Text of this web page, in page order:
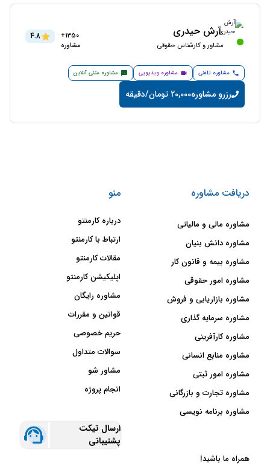
آرش حیدری
مشاور و کارشناس حقوقی
1350+
مشاوره
4.8
مشاوره تلفنی مشاوره ویدیویی مشاوره متنی آنلاین
رزرو مشاوره20,000 تومان/دقیقه
دریافت مشاوره
مشاوره مالی و مالیاتی
مشاوره دانش بنیان
مشاوره بیمه و قانون کار
مشاوره امور حقوقی
مشاوره بازاریابی و فروش
مشاوره سرمایه گذاری
مشاوره کارآفرینی
مشاوره منابع انسانی
مشاوره امور ثبتی
مشاوره تجارت و بازرگانی
مشاوره برنامه نویسی
منو
درباره کارمنتو
ارتباط با کارمنتو
مقالات کارمنتو
اپلیکیشن کارمنتو
مشاوره رایگان
قوانین و مقررات
حریم خصوصی
سوالات متداول
مشاور شو
انجام پروژه
ارسال تیکت
پشتیبانی
همراه ما باشید!